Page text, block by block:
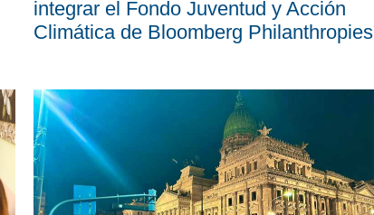
integrar el Fondo Juventud y Acción
Climática de Bloomberg Philanthropies